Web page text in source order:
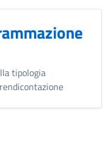
tipologia